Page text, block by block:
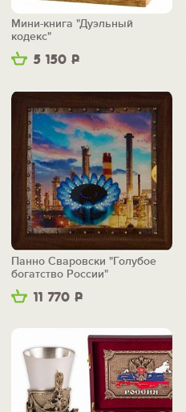
5 150 Р
Мини-книга "Дуэльный
кодекс"
11 770 Р
Панно Сваровски "Голубое
богатство России"